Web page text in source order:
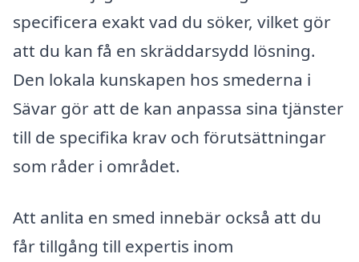
specificera exakt vad du söker, vilket gör
att du kan få en skräddarsydd lösning.
Den lokala kunskapen hos smederna i
Sävar gör att de kan anpassa sina tjänster
till de specifika krav och förutsättningar
som råder i området.
Att anlita en smed innebär också att du
får tillgång till expertis inom